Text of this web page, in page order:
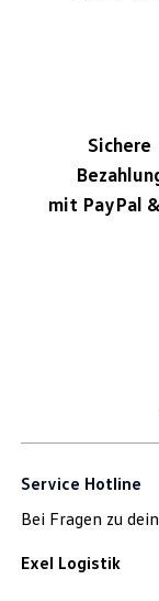
Sichere
mit PayPal
Service Hotline
Bei Fragen zu
Exel Logistik